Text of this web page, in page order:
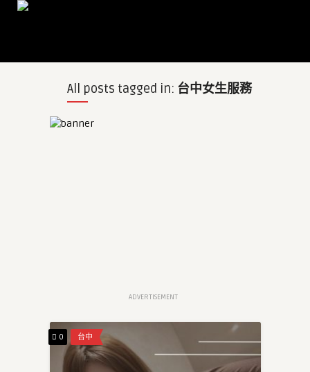
All posts tagged in: 台中女生服務
ADVERTISEMENT
0 台中